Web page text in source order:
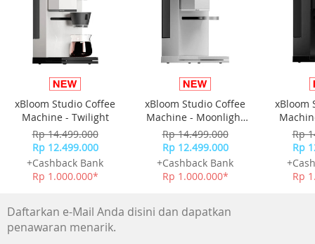
Nikmati kepraktisan dan kecepatan melakukan
pembayaran dengan Flazz, cukup dengan sekali tap maka
transaksi pembayaran sudah selesai.
Anda tak perlu membawa uang tunai dalam jumlah
juga tidak perlu menyimpan kembalian recehan, karena
Flazz dapat digunakan untuk pembayaran Tol di seluruh
Indonesia, Parkir, F&B, Minimarket, Supermarket,
Hypermarket, SPBU, toko buku, tempat rekreasi,
transportasi umum (Transjakarta, MRT Jakarta, LRT,
Commuter Line Jabodetabek), serta berbagai lini bisnis
lainnya di ratusan ribu outlet merchant yang tersebar di
xBloom Studio Coffee
Machine - Twilight
Rp 14.499.000
Rp 12.499.000
+Cashback Bank
Rp 1.000.000*
xBloom Studio Coffee
Machine - Moonlight
White
Rp 14.499.000
Rp 12.499.000
+Cashback Bank
Rp 1.000.000*
xBloom
Rp
Rp
Rp
Daftarkan e-Mail Anda disini dan dapatkan
penawaran menarik.